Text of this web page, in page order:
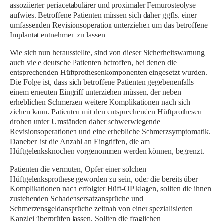
assoziierter periacetabulärer und proximaler Femurosteolyse
aufwies. Betroffene Patienten müssen sich daher ggfls. einer
umfassenden Revisionsoperation unterziehen um das betroffene
Implantat entnehmen zu lassen.
Wie sich nun herausstellte, sind von dieser Sicherheitswarnung
auch viele deutsche Patienten betroffen, bei denen die
entsprechenden Hüftprothesenkomponenten eingesetzt wurden.
Die Folge ist, dass sich betroffene Patienten gegebenenfalls
einem erneuten Eingriff unterziehen müssen, der neben
erheblichen Schmerzen weitere Komplikationen nach sich
ziehen kann. Patienten mit den entsprechenden Hüftprothesen
drohen unter Umständen daher schwerwiegende
Revisionsoperationen und eine erhebliche Schmerzsymptomatik.
Daneben ist die Anzahl an Eingriffen, die am
Hüftgelenksknochen vorgenommen werden können, begrenzt.
Patienten die vermuten, Opfer einer solchen
Hüftgelenksprothese geworden zu sein, oder die bereits über
Komplikationen nach erfolgter Hüft-OP klagen, sollten die ihnen
zustehenden Schadensersatzansprüche und
Schmerzensgeldansprüche zeitnah von einer spezialisierten
Kanzlei überprüfen lassen. Sollten die fraglichen